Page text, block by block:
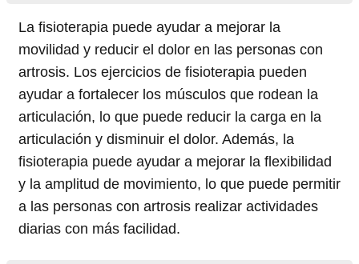
La fisioterapia puede ayudar a mejorar la
movilidad y reducir el dolor en las personas con
artrosis. Los ejercicios de fisioterapia pueden
ayudar a fortalecer los músculos que rodean la
articulación, lo que puede reducir la carga en la
articulación y disminuir el dolor. Además, la
fisioterapia puede ayudar a mejorar la flexibilidad
y la amplitud de movimiento, lo que puede permitir
a las personas con artrosis realizar actividades
diarias con más facilidad.